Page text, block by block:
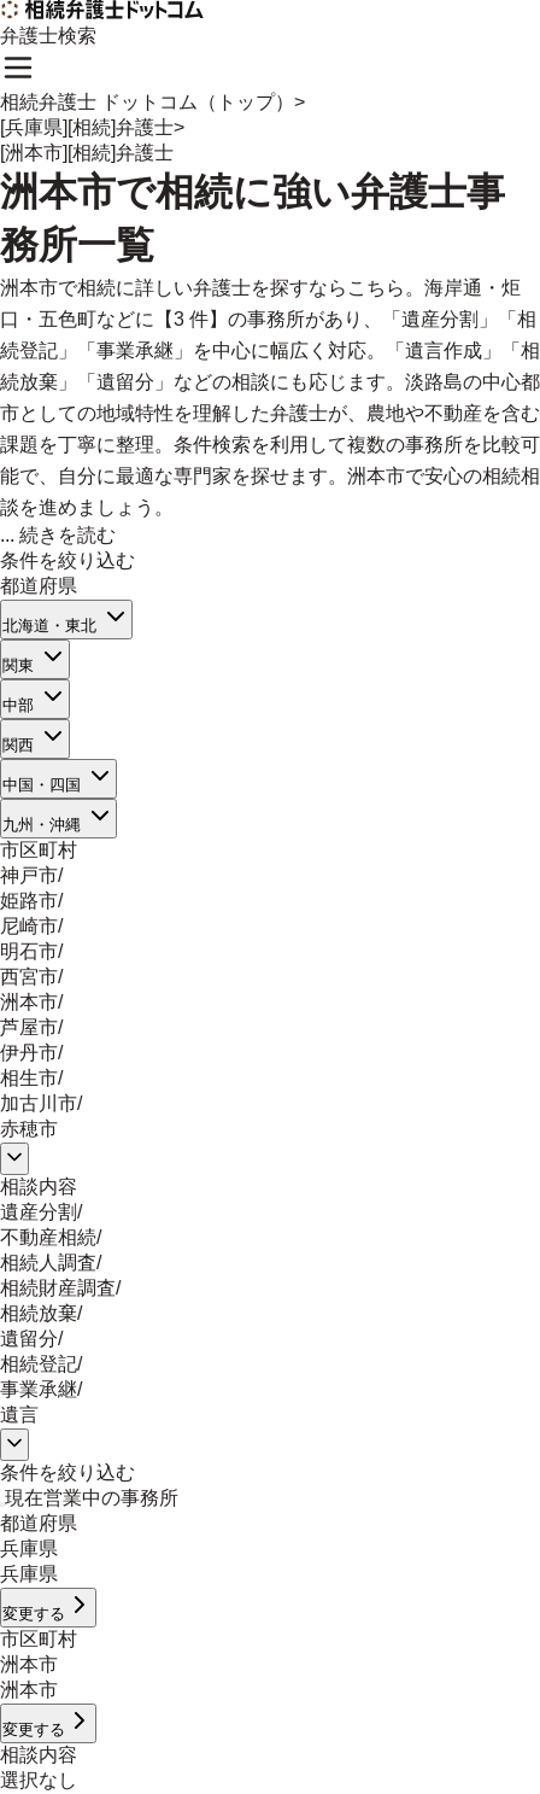
弁護士検索
相続弁護士 ドットコム（トップ） >
[兵庫県][相続]弁護士>
[洲本市][相続]弁護士
洲本市で相続に強い弁護士事
務所一覧
洲本市で相続に詳しい弁護士を探すならこちら。海岸通・炬
口・五色町などに【3 件】の事務所があり、「遺産分割」「相
続登記」「事業承継」を中心に幅広く対応。「遺言作成」「相
続放棄」「遺留分」などの相談にも応じます。淡路島の中心都
市としての地域特性を理解した弁護士が、農地や不動産を含む
課題を丁寧に整理。条件検索を利用して複数の事務所を比較可
能で、自分に最適な専門家を探せます。洲本市で安心の相続相
談を進めましょう。
... 続きを読む
条件を絞り込む
都道府県
北海道・東北
関東
中部
関西
中国・四国
九州・沖縄
市区町村
神戸市/
姫路市/
尼崎市/
明石市/
西宮市/
洲本市/
芦屋市/
伊丹市/
相生市/
加古川市/
赤穂市
相談内容
遺産分割/
不動産相続/
相続人調査/
相続財産調査/
相続放棄/
遺留分/
相続登記/
事業承継/
遺言
条件を絞り込む
現在営業中の事務所
都道府県
兵庫県
兵庫県
変更する
市区町村
洲本市
洲本市
変更する
相談内容
選択なし